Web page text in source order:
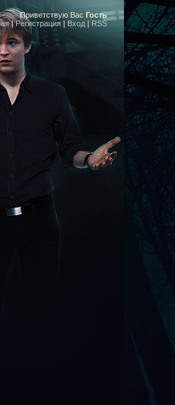
Приветствую Вас Гость
|Регистрация | Вход | RSS